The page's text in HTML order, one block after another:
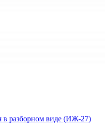
в разборном виде (ИЖ-27)